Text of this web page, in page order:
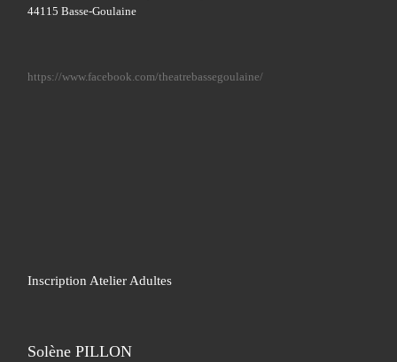
44115 Basse-Goulaine
https://www.facebook.com/theatrebassegoulaine/
Inscription Atelier Adultes
Solène PILLON